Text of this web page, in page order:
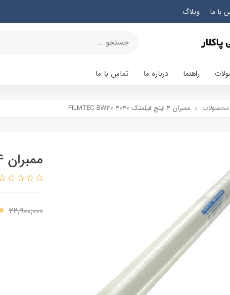
با ما وبلاگ
راهنما درباره ما تماس با ما
ممبران 4 اینچ فیلمتک FILMTEC BW30 4040
ممبران 4 اینچ فیلمتک FILMTEC BW30 4040
22,900,000